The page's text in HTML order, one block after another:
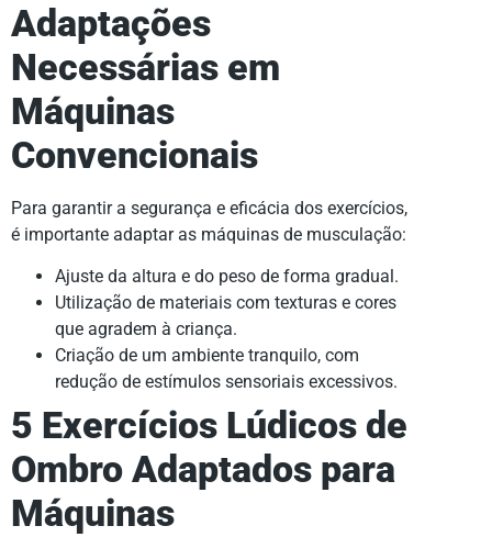
Adaptações
Necessárias em
Máquinas
Convencionais
Para garantir a segurança e eficácia dos exercícios,
é importante adaptar as máquinas de musculação:
Ajuste da altura e do peso de forma gradual.
Utilização de materiais com texturas e cores
que agradem à criança.
Criação de um ambiente tranquilo, com
redução de estímulos sensoriais excessivos.
5 Exercícios Lúdicos de
Ombro Adaptados para
Máquinas